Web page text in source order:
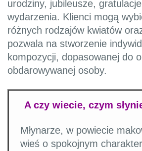
urodziny, jubileusze,
wydarzenia. Klienci mogą
różnych rodzajów kwiatów
pozwala na stworzenie
kompozycji, dopasowanej do
obdarowywanej osoby.
A czy wiecie, czym
Młynarze, w powiecie
wieś o spokojnym